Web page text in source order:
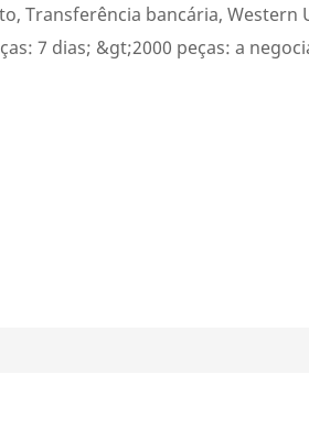
Transferência bancária, Western
7 dias; &gt;2000 peças: a